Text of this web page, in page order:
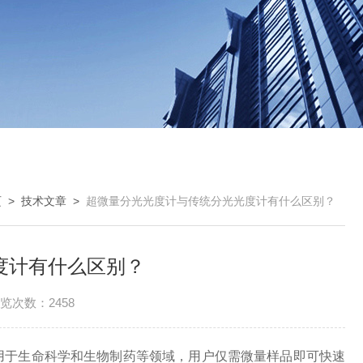
> 技术文章 > 超微量分光光度计与传统分光光度计有什么区别？
计有什么区别？
次数：2458
生命科学和生物制药等领域，用户仅需微量样品即可快速